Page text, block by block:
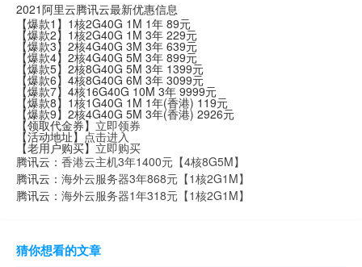
2021阿里云腾讯云最新优惠信息
【爆款1】1核2G40G 1M 1年 89元
【爆款2】1核2G40G 1M 3年 229元
【爆款3】2核4G40G 3M 3年 639元
【爆款4】2核4G40G 5M 3年 899元
【爆款5】2核8G40G 5M 3年 1399元
【爆款6】4核8G40G 6M 3年 3099元
【爆款7】4核16G40G 10M 3年 9999元
【爆款8】1核1G40G 1M 1年(香港) 119元
【爆款9】2核4G40G 5M 3年(香港) 2926元
【领取代金券】 立即领券
【活动地址】 点击进入
【老用户购买】立即购买
腾讯云： 香港云主机3年1400元【4核8G5M】
腾讯云： 海外云服务器3年868元【1核2G1M】
腾讯云： 海外云服务器1年318元【1核2G1M】
猜你想看的文章